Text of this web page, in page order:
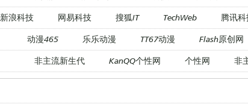
新浪科技 网易科技 搜狐IT TechWeb 腾讯科
动漫465 乐乐动漫 TT67动漫 Flash原创网
非主流新生代 KanQQ个性网 个性网 非